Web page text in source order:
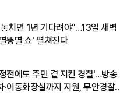
치면 1년 기다려야"…13일 새벽
똥별 쇼' 펼쳐진다
전에도 주민 곁 지킨 경찰'…방송
·이동화장실까지 지원, 무안경찰